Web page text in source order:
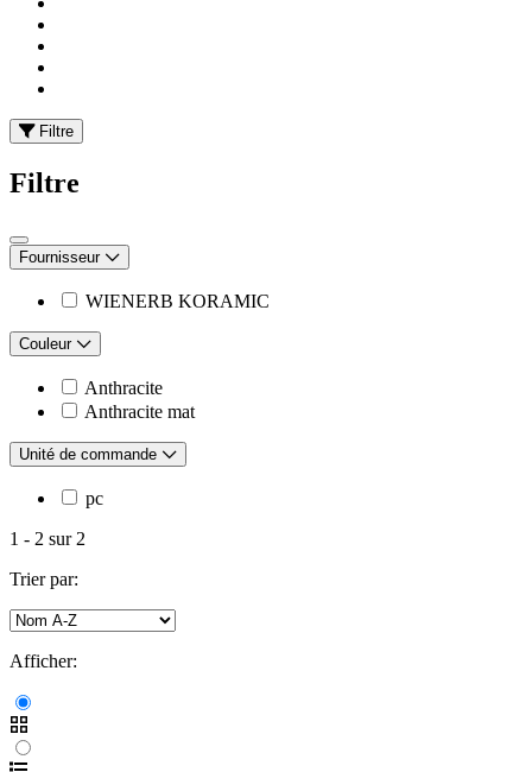
Filtre
Filtre
Fournisseur
WIENERB KORAMIC
Couleur
Anthracite
Anthracite mat
Unité de commande
pc
1 - 2 sur2
Trier par:
Afficher: